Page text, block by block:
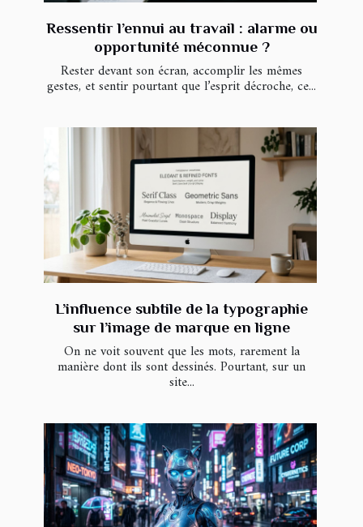
Ressentir l’ennui au travail : alarme ou
opportunité méconnue ?
Rester devant son écran, accomplir les mêmes
gestes, et sentir pourtant que l’esprit décroche, ce...
L’influence subtile de la typographie
sur l’image de marque en ligne
On ne voit souvent que les mots, rarement la
manière dont ils sont dessinés. Pourtant, sur un
site...